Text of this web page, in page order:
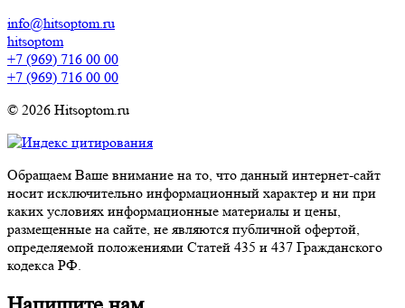
info@hitsoptom.ru
hitsoptom
+7 (969) 716 00 00
+7 (969) 716 00 00
© 2026 Hitsoptom.ru
Обращаем Ваше внимание на то, что данный интернет-сайт
носит исключительно информационный характер и ни при
каких условиях информационные материалы и цены,
размещенные на сайте, не являются публичной офертой,
определяемой положениями Статей 435 и 437 Гражданского
кодекса РФ.